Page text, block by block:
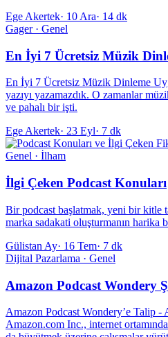
Ege Akertek· 10 Ara· 14 dk
Gager · Genel
En İyi 7 Ücretsiz Müzik
En İyi 7 Ücretsiz Müzik Dinleme
yazıyı yazamazdık. O zamanlar
ve pahalı bir işti.
Ege Akertek· 23 Eyl· 7 dk
Genel · İlham
İlgi Çeken Podcast Konuları
Bir podcast başlatmak, yeni bir kitle
marka sadakati oluşturmanın harika
Gülistan Ay· 16 Tem· 7 dk
Dijital Pazarlama · Genel
Amazon Podcast Wondery
Amazon Podcast Wondery’e Talip -
Amazon.com Inc., internet